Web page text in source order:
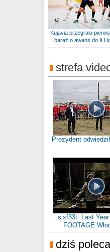
Kujavia przegrała
baraż o awans do II
strefa
Prezydent
sixf33t .Last
FOOTAGE
dziś